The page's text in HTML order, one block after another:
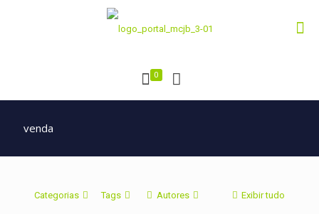
0
venda
Categorias Tags Autores Exibir tudo